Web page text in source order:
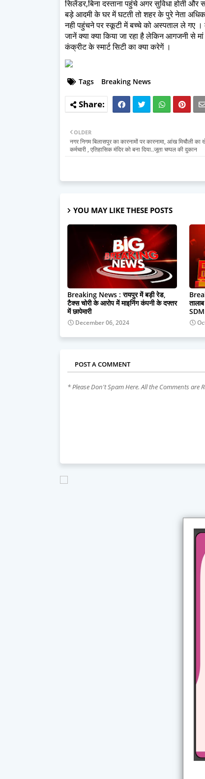
सिलेंडर,बिना दस्ताना पहुंचे अगर सुविधा होती
बड़े आदमी के घर में घटती तो शहर के पुरे नेता
नही पहुंचने पर स्कूटी में बच्चे को अस्पताल ले गए ।
जानें क्या क्या किया जा रहा है लेकिन आगजनी से
कंक्रीट के स्मार्ट सिटी का क्या करेगें ।
Tags Breaking News
OLDER
नगर निगम बिलासपुर का कारनामों पर कारनामा, आंख मिचौली
कर्मचारी , एतिहासिक मंदिर को बना दिया..जूता चप्पल की दुकान
YOU MAY LIKE THESE POSTS
Breaking News : रायपुर में बड़ी रेड,
टैक्स चोरी के आरोप में माइनिंग कंपनी के दफ्तर
में छापेमारी
December 06, 2024
SDM
POST A COMMENT
* Please Don't Spam Here. All the Comments are